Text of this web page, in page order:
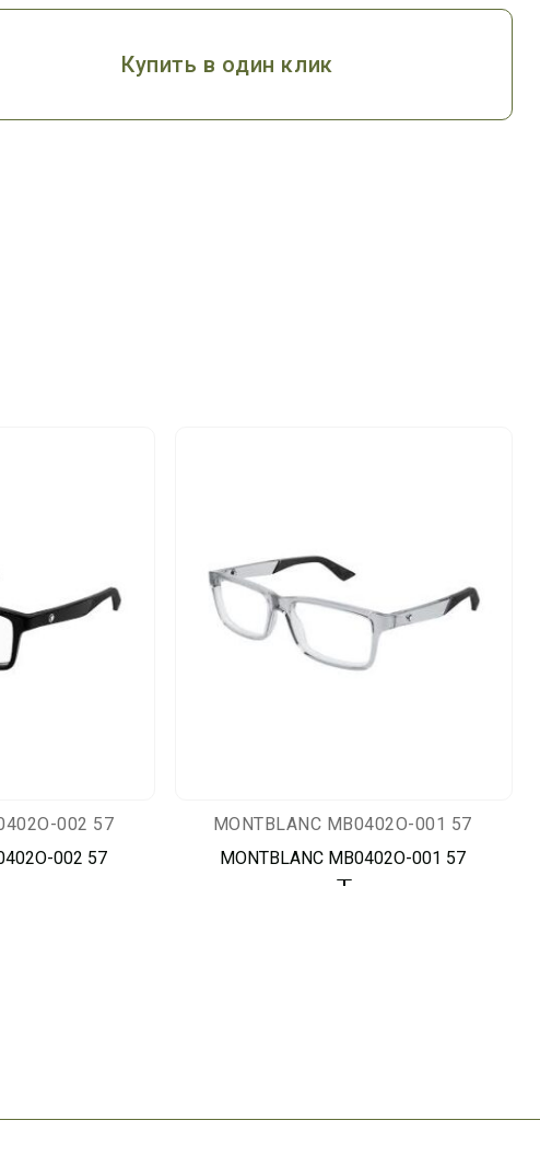
Купить в один клик
002 57
002 57
MONTBLANC MB0402O-001 57
MONTBLANC MB0402O-001 57